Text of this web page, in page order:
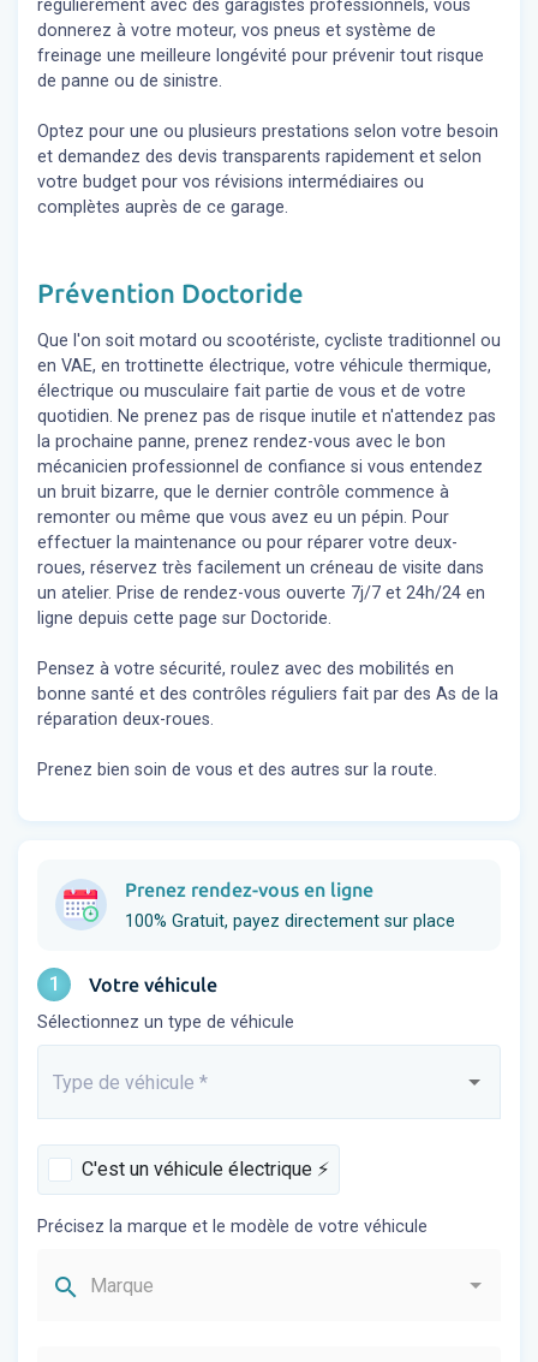
régulièrement avec des garagistes professionnels, vous
donnerez à votre moteur, vos pneus et système de
freinage une meilleure longévité pour prévenir tout risque
de panne ou de sinistre.
Optez pour une ou plusieurs prestations selon votre besoin
et demandez des devis transparents rapidement et selon
votre budget pour vos révisions intermédiaires ou
complètes auprès de ce garage.
Prévention Doctoride
Que l'on soit motard ou scootériste, cycliste traditionnel ou
en VAE, en trottinette électrique, votre véhicule thermique,
électrique ou musculaire fait partie de vous et de votre
quotidien. Ne prenez pas de risque inutile et n'attendez pas
la prochaine panne, prenez rendez-vous avec le bon
mécanicien professionnel de confiance si vous entendez
un bruit bizarre, que le dernier contrôle commence à
remonter ou même que vous avez eu un pépin. Pour
effectuer la maintenance ou pour réparer votre deux-
roues, réservez très facilement un créneau de visite dans
un atelier. Prise de rendez-vous ouverte 7j/7 et 24h/24 en
ligne depuis cette page sur Doctoride.
Pensez à votre sécurité, roulez avec des mobilités en
bonne santé et des contrôles réguliers fait par des As de la
réparation deux-roues.
Prenez bien soin de vous et des autres sur la route.
Prenez rendez-vous en ligne
100% Gratuit, payez directement sur place
1 Votre véhicule
Sélectionnez un type de véhicule
Saisissez...
Type de véhicule *
C'est un véhicule électrique ⚡️
Précisez la marque et le modèle de votre véhicule
search Marque